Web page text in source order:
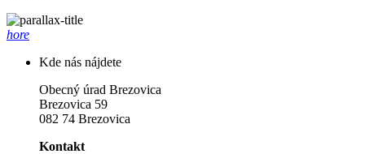
hore
Kde nás nájdete
Obecný úrad Brezovica
Brezovica 59
082 74 Brezovica
Kontakt